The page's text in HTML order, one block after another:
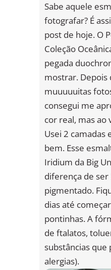
Sabe aquele
fotografar? É
post de hoje. O
Coleção
pegada
mostrar. Depois
muuuuuitas
consegui me
cor real, mas ao
Usei 2 camadas
bem. Esse
Iridium da Big
diferença de
pigmentado.
dias até
pontinhas. A
de ftalatos,
substâncias que
alergias).